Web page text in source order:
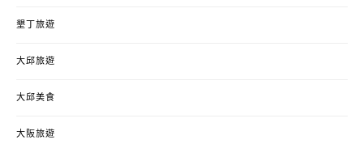
墾丁旅遊
大邱旅遊
大邱美食
大阪旅遊